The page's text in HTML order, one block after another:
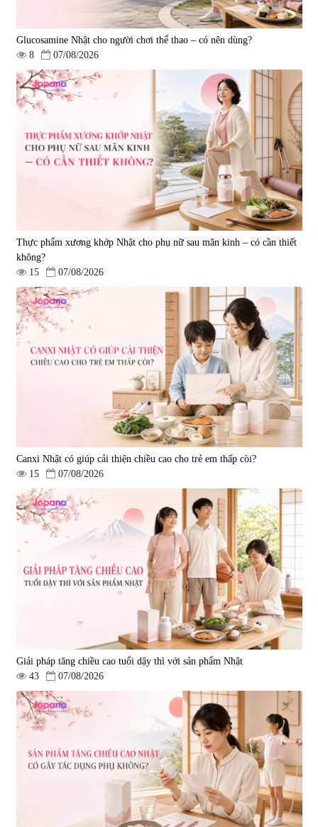
Tẩy tế bào chết Nichiei Bussan
Nano NMN+ Peeling Gel
| 0
1.490.000 đ
Viên uống hỗ trợ bền thành
mạch, ngừa tai biến Elastin Plus
& Nattokinase Hokoen 80 viên
0
980.000 đ
Viên uống bổ gan Ribeto Shoji
Hepaclean 60 viên
690.000 đ
Viên uống hỗ trợ cải thiện thoát
vị đĩa đệm Kyoto Has 30 viên
|14.560
1.600.000 đ
Viên uống hỗ trợ giấc ngủ Fujina
Sleepy Nhật Bản 80 viên
580.000 đ
điều trị đột quỵ Biken Kinase
Gold 60 viên
0
1.570.000 đ
Glucosamine Nhật cho người chơi thể thao – có nên dùng?
8
07/08/2026
Thực phẩm xương khớp Nhật cho phụ nữ sau mãn kinh – có cần thiết
không?
15
07/08/2026
Canxi Nhật có giúp cải thiện chiều cao cho trẻ em thấp còi?
15
07/08/2026
Giải pháp tăng chiều cao tuổi dậy thì với sản phẩm Nhật
43
07/08/2026